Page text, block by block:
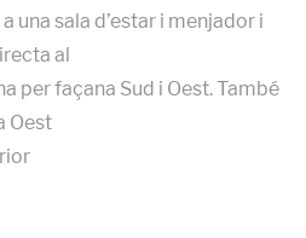
una sala d’estar i menjador i
al
per façana Sud i Oest. També
Oest